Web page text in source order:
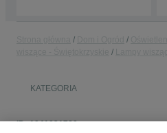
KATEGORIA
ID:1041031780